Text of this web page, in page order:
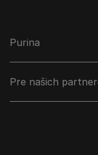
Purina
Pre našich